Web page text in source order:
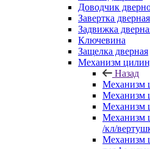
Доводчик
Завертка дверная
Задвижка
Ключевина
Защелка дверная
Механизм
Назад
Механизм
Механизм
Механизм
Механизм
/кл/
Механизм